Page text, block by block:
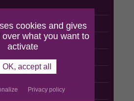
cookies and gives
what you want to
activate
accept all
Privacy policy